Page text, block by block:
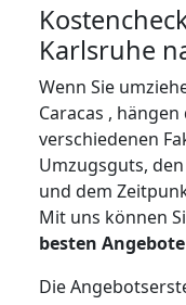
Karlsruhe
Wenn Sie
Caracas ,
verschiedenen
Umzugsguts, den
und dem
Mit uns können
besten Angebote
Die